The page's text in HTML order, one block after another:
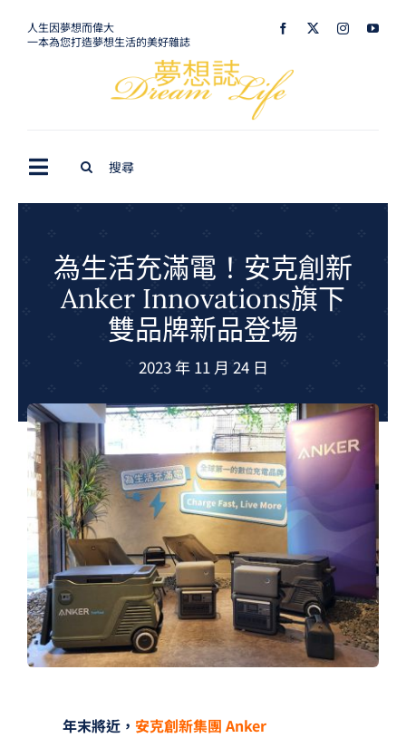
人生因夢想而偉大
一本為您打造夢想生活的美好雜誌
Toggle
Navigation
生活美學
室內設計
夢想TV
GCU大賽
為生活充滿電！安克創新
Anker Innovations旗下
雙品牌新品登場
2023 年 11 月 24 日
年末將近， 安克創新集團 Anker